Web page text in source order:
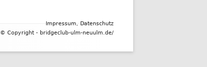
Impressum, Datenschutz
© Copyright - bridgeclub-ulm-neuulm.de/